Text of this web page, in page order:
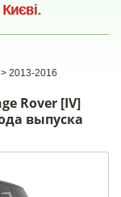
> 2013-2016
Rover [IV]
выпуска